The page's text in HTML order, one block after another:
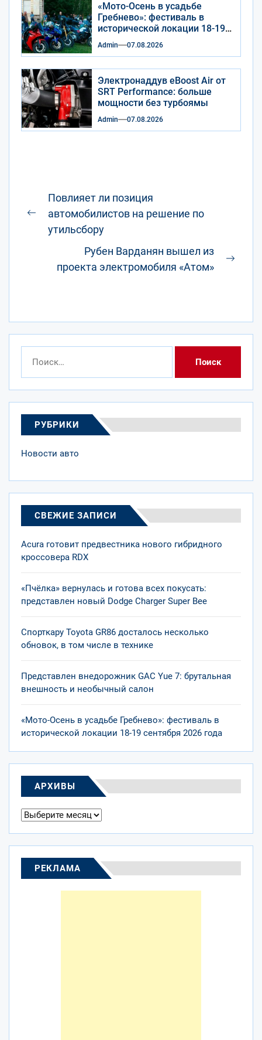
«Мото-Осень в усадьбе
Гребнево»: фестиваль в
исторической локации 18-19
сентября 2026 года
Admin 07.08.2026
Электронаддув eBoost Air от
SRT Performance: больше
мощности без турбоямы
Admin 07.08.2026
Навигация
по
записям
Предыдущая
запись:
Повлияет ли позиция
автомобилистов на решение по
утильсбору
Рубен Варданян вышел из
проекта электромобиля «Атом»
РУБРИКИ
Новости авто
СВЕЖИЕ ЗАПИСИ
Acura готовит предвестника нового гибридного
кроссовера RDX
«Пчёлка» вернулась и готова всех покусать:
представлен новый Dodge Charger Super Bee
Спорткару Toyota GR86 досталось несколько
обновок, в том числе в технике
Представлен внедорожник GAC Yue 7: брутальная
внешность и необычный салон
«Мото-Осень в усадьбе Гребнево»: фестиваль в
исторической локации 18-19 сентября 2026 года
АРХИВЫ
Архивы
РЕКЛАМА